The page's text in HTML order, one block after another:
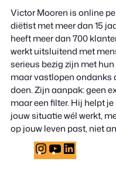
Victor Mooren is online
diëtist met meer dan 15
heeft meer dan 700
werkt uitsluitend met
serieus bezig zijn met
maar vastlopen ondanks
doen. Zijn aanpak: geen
maar een filter. Hij helpt
jouw situatie wél werkt,
op jouw leven past, niet
Instagram
YouTube